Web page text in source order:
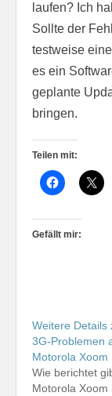
laufen? Ich
Sollte der
testweise
es ein
geplante
bringen.
Teilen mit:
Gefällt mir:
Weitere Details
3G-Problemen
Motorola Xoom
Wie berichtet
Motorola Xoom